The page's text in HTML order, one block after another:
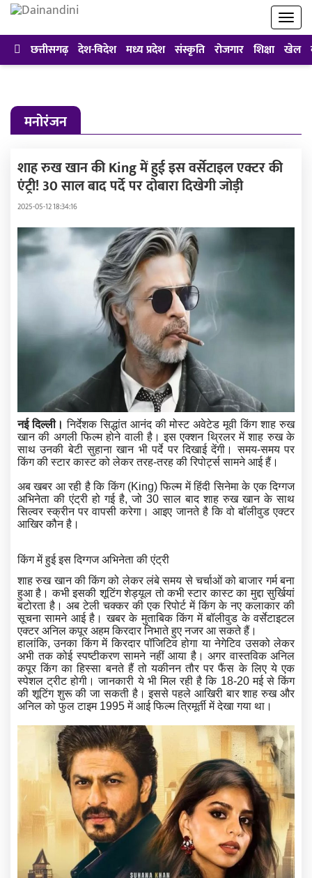
छत्तीसगढ़ देश-विदेश मध्य प्रदेश संस्कृति रोजगार शिक्षा खेल
मनोरंजन
शाह रुख खान की King में हुई इस वर्सेटाइल एक्टर की
एंट्री! 30 साल बाद पर्दे पर दोबारा दिखेगी जोड़ी
2025-05-12 18:34:16
नई दिल्ली। निर्देशक सिद्धांत आनंद की मोस्ट अवेटेड मूवी किंगशाह रुख
खान की अगली फिल्म होने वाली है। इस एक्शन थ्रिलर में शाह रुख के
साथ उनकी बेटी सुहाना खान भी पर्दे पर दिखाई देंगी। समय-समय पर
किंग की स्टार कास्ट को लेकर तरह-तरह की रिपोर्ट्स सामने आई हैं।
अब खबर आ रही है कि किंग (King) फिल्म में हिंदी सिनेमा के एक दिग्गज
अभिनेता की एंट्री हो गई है, जो 30 साल बाद शाह रुख खान के साथ
सिल्वर स्क्रीन पर वापसी करेगा। आइए जानते है कि वो बॉलीवुड एक्टर
आखिर कौन है।
किंग में हुई इस दिग्गज अभिनेता की एंट्री
शाह रुख खान की किंग को लेकर लंबे समय से चर्चाओं को बाजार गर्म बना
हुआ है। कभी इसकी शूटिंग शेड्यूल तो कभी स्टार कास्ट का मुद्दा सुर्खियां
बटोरता है। अब टेली चक्कर की एक रिपोर्ट में किंग के नए कलाकार की
सूचना सामने आई है। खबर के मुताबिक किंग में बॉलीवुड के वर्सेटाइटल
एक्टर अनिल कपूर अहम किरदार निभाते हुए नजर आ सकते हैं।
हालांकि, उनका किंग में किरदार पॉजिटिव होगा या नेगेटिव उसको लेकर
अभी तक कोई स्पष्टीकरण सामने नहीं आया है। अगर वास्तविक अनिल
कपूर किंग का हिस्सा बनते हैं तो यकीनन तौर पर फैंस के लिए ये एक
स्पेशल ट्रीट होगी। जानकारी ये भी मिल रही है कि 18-20 मई से किंग
की शूटिंग शुरू की जा सकती है। इससे पहले आखिरी बार शाह रुख और
अनिल को फुल टाइम 1995 में आई फिल्म त्रिमूर्ती में देखा गया था।